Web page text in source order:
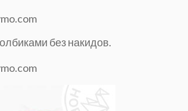
без накидов.